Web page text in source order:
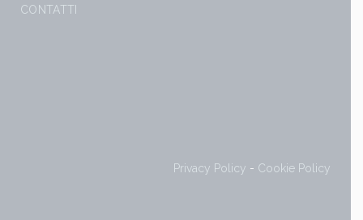
CONTATTI
Privacy Policy - Cookie Policy